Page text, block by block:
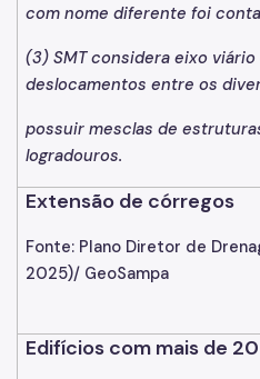
com nome diferente foi
(3) SMT considera eixo
deslocamentos entre os
possuir mesclas de
logradouros.
Extensão de córregos
Fonte: Plano Diretor de
2025)/ GeoSampa
Edifícios com mais de